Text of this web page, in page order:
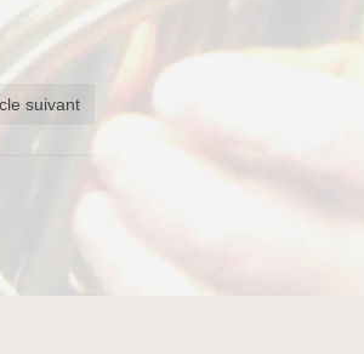
suivant